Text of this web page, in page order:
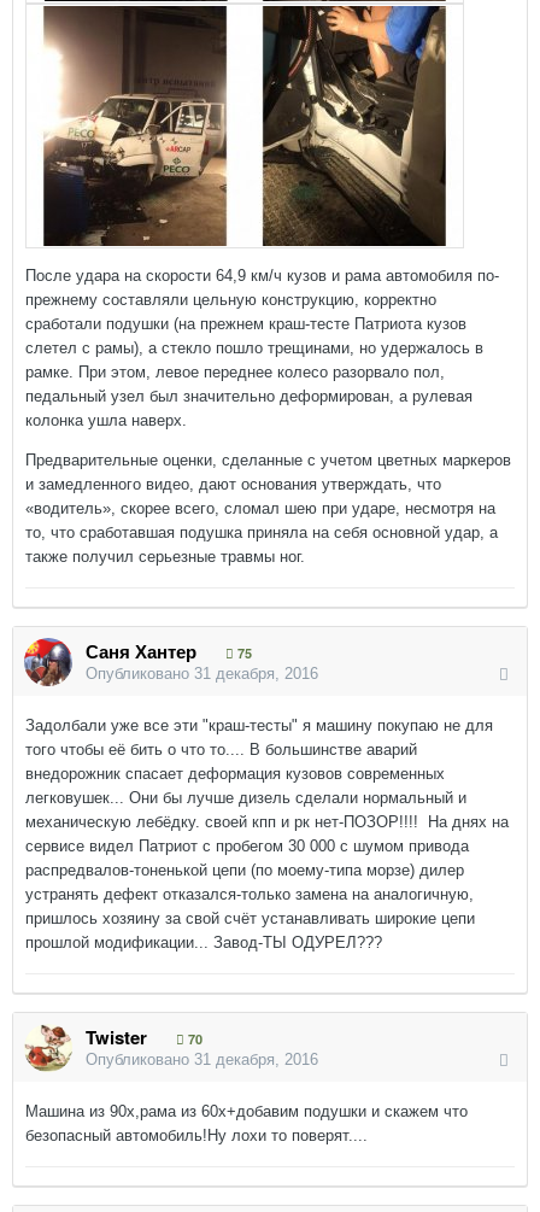
После удара на скорости 64,9 км/ч кузов и рама автомобиля по-
прежнему составляли цельную конструкцию, корректно
сработали подушки (на прежнем краш-тесте Патриота кузов
слетел с рамы), а стекло пошло трещинами, но удержалось в
рамке. При этом, левое переднее колесо разорвало пол,
педальный узел был значительно деформирован, а рулевая
колонка ушла наверх.
Предварительные оценки, сделанные с учетом цветных маркеров
и замедленного видео, дают основания утверждать, что
«водитель», скорее всего, сломал шею при ударе, несмотря на
то, что сработавшая подушка приняла на себя основной удар, а
также получил серьезные травмы ног.
Саня Хантер
75
Опубликовано 31 декабря, 2016
Задолбали уже все эти "краш-тесты" я машину покупаю не для
того чтобы её бить о что то.... В большинстве аварий
внедорожник спасает деформация кузовов современных
легковушек... Они бы лучше дизель сделали нормальный и
механическую лебёдку. своей кпп и рк нет-ПОЗОР!!!! На днях на
сервисе видел Патриот с пробегом 30 000 с шумом привода
распредвалов-тоненькой цепи (по моему-типа морзе) дилер
устранять дефект отказался-только замена на аналогичную,
пришлось хозяину за свой счёт устанавливать широкие цепи
прошлой модификации... Завод-ТЫ ОДУРЕЛ???
Twister
70
Опубликовано 31 декабря, 2016
Машина из 90х,рама из 60х+добавим подушки и скажем что
безопасный автомобиль!Ну лохи то поверят....